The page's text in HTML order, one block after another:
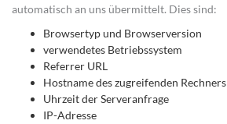
automatisch an uns übermittelt. Dies sind:
Browsertyp und Browserversion
verwendetes Betriebssystem
Referrer URL
Hostname des zugreifenden Rechners
Uhrzeit der Serveranfrage
IP-Adresse